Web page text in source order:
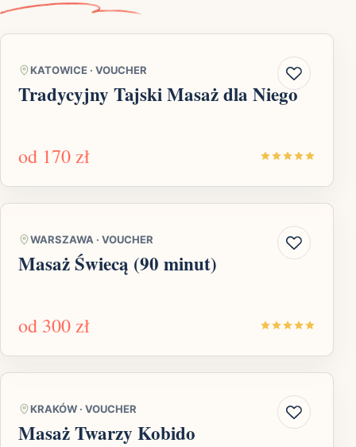
KATOWICE · VOUCHER
Tradycyjny Tajski Masaż dla Niego
od 170 zł
WARSZAWA · VOUCHER
Masaż Świecą (90 minut)
od 300 zł
KRAKÓW · VOUCHER
Masaż Twarzy Kobido